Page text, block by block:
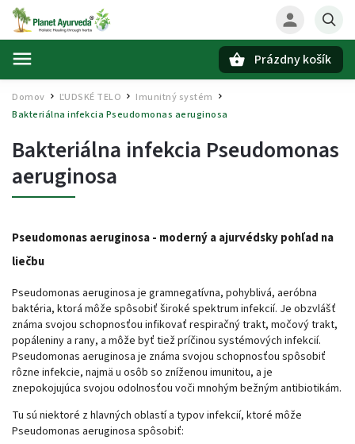
Prázdny košík
Domov ĽUDSKÉ TELO / Imunitný systém
Bakteriálna infekcia Pseudomonas aeruginosa
Bakteriálna infekcia Pseudomonas
aeruginosa
Pseudomonas aeruginosa - moderný a ajurvédsky pohľad na
liečbu
Pseudomonas aeruginosa je gramnegatívna, pohyblivá, aeróbna
baktéria, ktorá môže spôsobiť široké spektrum infekcií. Je obzvlášť
známa svojou schopnosťou infikovať respiračný trakt, močový trakt,
popáleniny a rany, a môže byť tiež príčinou systémových infekcií.
Pseudomonas aeruginosa je známa svojou schopnosťou spôsobiť
rôzne infekcie, najmä u osôb so zníženou imunitou, a je
znepokojujúca svojou odolnosťou voči mnohým bežným antibiotikám.
Tu sú niektoré z hlavných oblastí a typov infekcií, ktoré môže
Pseudomonas aeruginosa spôsobiť: